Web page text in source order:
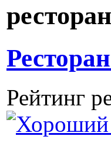
ресторан
Рейтинг